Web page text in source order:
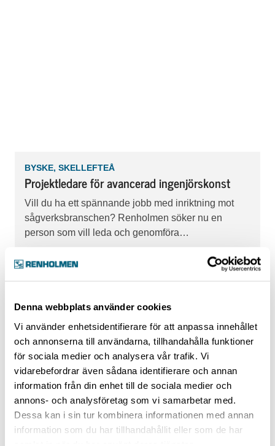
Denna webbplats använder cookies
Vi använder enhetsidentifierare för att anpassa innehållet
och annonserna till användarna, tillhandahålla funktioner
för sociala medier och analysera vår trafik. Vi
vidarebefordrar även sådana identifierare och annan
information från din enhet till de sociala medier och
annons- och analysföretag som vi samarbetar med.
Dessa kan i sin tur kombinera informationen med annan
information som du har tillhandahållit eller som de har
BYSKE, SKELLEFTEÅ
Projektledare för avancerad ingenjörskonst
Vill du ha ett spännande jobb med inriktning mot
sågverksbranschen? Renholmen söker nu en
person som vill leda och genomföra…